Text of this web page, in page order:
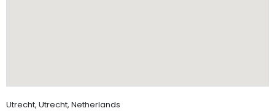
Utrecht, Utrecht, Netherlands